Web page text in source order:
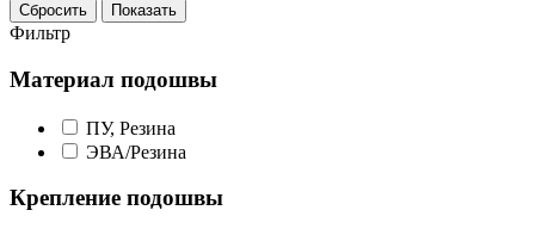
Сбросить Показать
Фильтр
Материал подошвы
ПУ, Резина
ЭВА/Резина
Крепление подошвы